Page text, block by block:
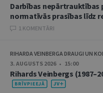
Darbības nepārtrauktības
normatīvās prasības līdz
1 KOMENTĀRI
RIHARDA VEINBERGA DRAUGI UN
3. AUGUSTS 2026 • 15:00
Rihards Veinbergs